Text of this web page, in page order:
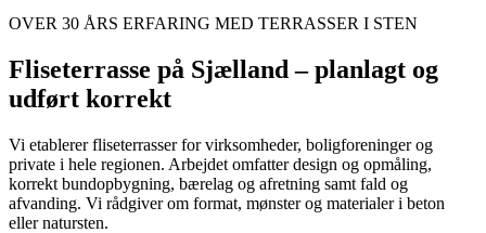
OVER 30 ÅRS ERFARING MED TERRASSER I STEN
Fliseterrasse på Sjælland – planlagt og
udført korrekt
Vi etablerer fliseterrasser for virksomheder, boligforeninger og
private i hele regionen. Arbejdet omfatter design og opmåling,
korrekt bundopbygning, bærelag og afretning samt fald og
afvanding. Vi rådgiver om format, mønster og materialer i beton
eller natursten.